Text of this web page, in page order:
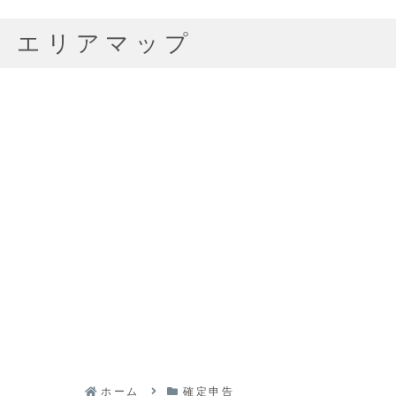
エリアマップ
ホーム 確定申告